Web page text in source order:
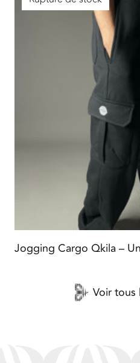
Jogging Cargo Qkila –
Voir tous